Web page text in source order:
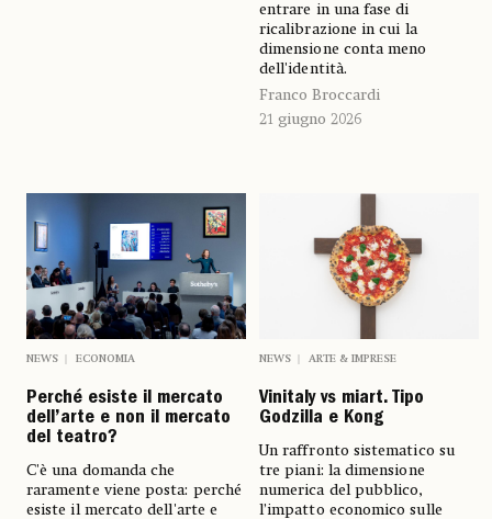
entrare in una fase di
ricalibrazione in cui la
dimensione conta meno
dell'identità.
Franco Broccardi
21 giugno 2026
NEWS ECONOMIA
Perché esiste il mercato
dell’arte e non il mercato
del teatro?
C'è una domanda che
raramente viene posta: perché
esiste il mercato dell'arte e
NEWS ARTE & IMPRESE
Vinitaly vs miart. Tipo
Godzilla e Kong
Un raffronto sistematico su
tre piani: la dimensione
numerica del pubblico,
l’impatto economico sulle